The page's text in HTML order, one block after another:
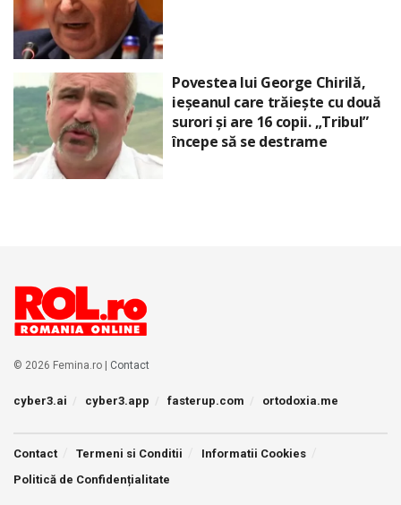
Povestea lui George Chirilă,
ieșeanul care trăiește cu două
surori și are 16 copii. „Tribul”
începe să se destrame
© 2026 Femina.ro | Contact
cyber3.ai cyber3.app fasterup.com ortodoxia.me
Contact Termeni si Conditii
Informatii Cookies
Politică de Confidențialitate